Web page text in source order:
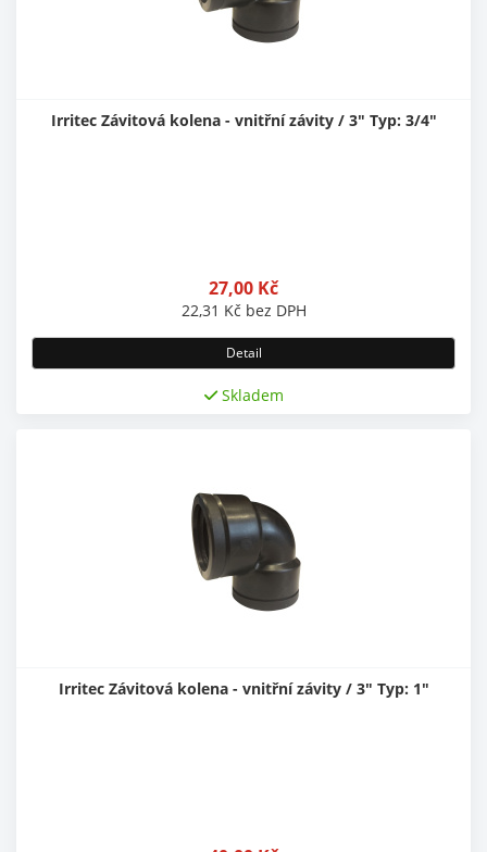
Irritec Závitová kolena - vnitřní závity / 3" Typ: 3/4"
27,00 Kč
22,31 Kč bez DPH
Detail
Skladem
Irritec Závitová kolena - vnitřní závity / 3" Typ: 1"